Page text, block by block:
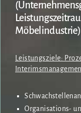
Möbelindustrie)
Leistungsziele:
Organisations-